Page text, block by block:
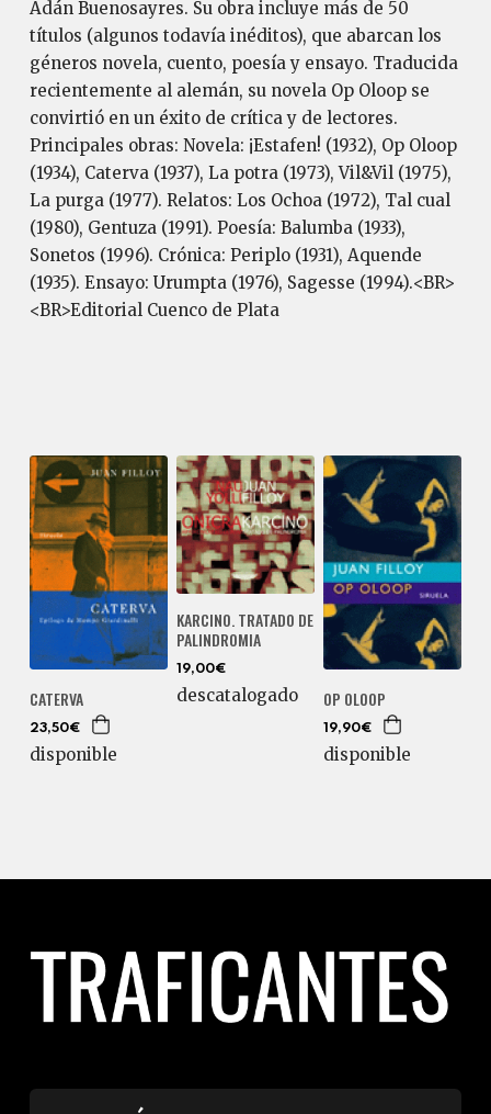
Adán Buenosayres. Su obra incluye más de 50
títulos (algunos todavía inéditos), que abarcan los
géneros novela, cuento, poesía y ensayo. Traducida
recientemente al alemán, su novela Op Oloop se
convirtió en un éxito de crítica y de lectores.
Principales obras: Novela: ¡Estafen! (1932), Op Oloop
(1934), Caterva (1937), La potra (1973), Vil&Vil (1975),
La purga (1977). Relatos: Los Ochoa (1972), Tal cual
(1980), Gentuza (1991). Poesía: Balumba (1933),
Sonetos (1996). Crónica: Periplo (1931), Aquende
(1935). Ensayo: Urumpta (1976), Sagesse (1994).<BR>
<BR>Editorial Cuenco de Plata
CATERVA
23,50€
disponible
KARCINO. TRATADO DE
PALINDROMIA
19,00€
descatalogado OP OLOOP
19,90€
disponible